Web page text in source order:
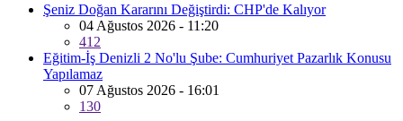
Şeniz Doğan Kararını Değiştirdi: CHP'de Kalıyor
04 Ağustos 2026 - 11:20
412
Eğitim-İş Denizli 2 No'lu Şube: Cumhuriyet Pazarlık Konusu
Yapılamaz
07 Ağustos 2026 - 16:01
130